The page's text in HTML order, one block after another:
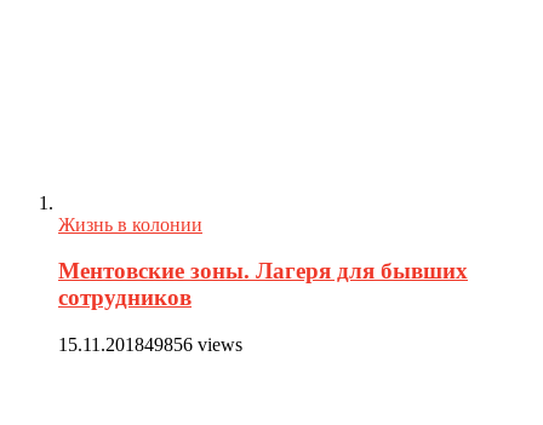
Жизнь в колонии
Ментовские зоны. Лагеря для бывших
сотрудников
15.11.201849856 views